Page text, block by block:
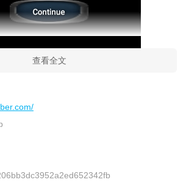
电话号码就是您的 ID。 Viber 能够与您的手
查看全文